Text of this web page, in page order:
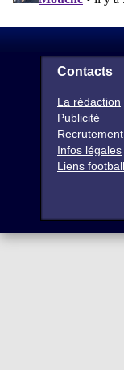
Contacts
La rédaction
Publicité
Recrutement
Infos légales
Liens football